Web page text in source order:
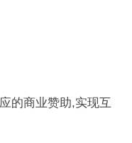
的商业赞助,实现互